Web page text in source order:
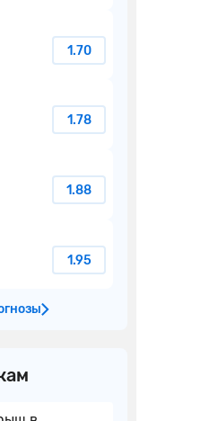
1.70
1.78
1.88
1.95